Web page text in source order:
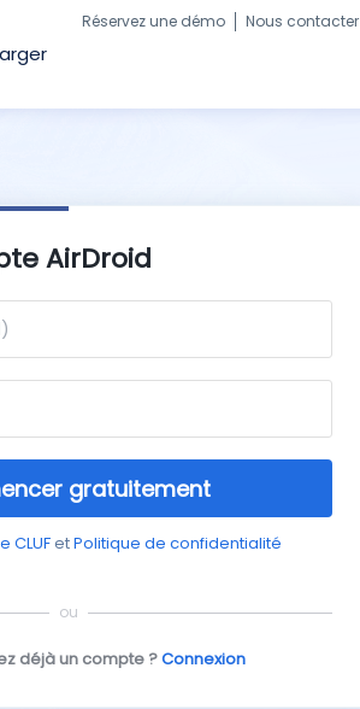
Réservez une démo Nous contacter
AirDroid
gratuitement
CLUFetPolitique de confidentialité
ou
déjà un compte ?Connexion